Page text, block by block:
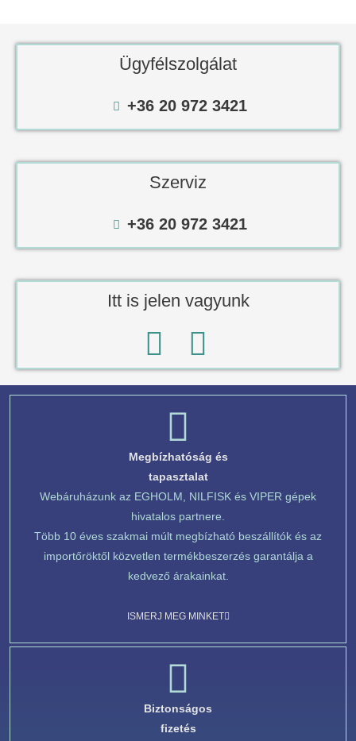
Ügyfélszolgálat
+36 20 972 3421
Szerviz
+36 20 972 3421
Itt is jelen vagyunk
Megbízhatóság és
tapasztalat
Webáruházunk az EGHOLM, NILFISK és VIPER gépek
hivatalos partnere.
Több 10 éves szakmai múlt megbízható beszállítók és az
importőröktől közvetlen termékbeszerzés garantálja a
kedvező árakainkat.
ISMERJ MEG MINKET
Biztonságos
fizetés